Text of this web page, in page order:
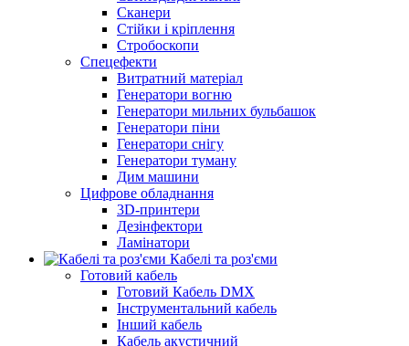
Сканери
Стійки і кріплення
Стробоскопи
Спецефекти
Витратний матеріал
Генератори вогню
Генератори мильних бульбашок
Генератори піни
Генератори снігу
Генератори туману
Дим машини
Цифрове обладнання
3D-принтери
Дезінфектори
Ламінатори
Кабелі та роз'єми
Готовий кабель
Готовий Кабель DMX
Інструментальний кабель
Інший кабель
Кабель акустичний